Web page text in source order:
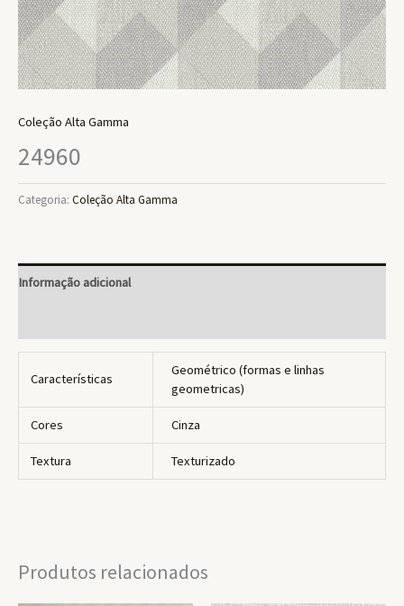
Coleção Alta Gamma
24960
Categoria: Coleção Alta Gamma
Informação adicional
Características
Geométrico (formas e linhas
geometricas)
Cores Cinza
Textura Texturizado
Produtos relacionados